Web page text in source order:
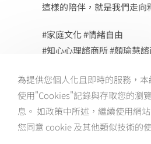
這樣的陪伴，就是我們走向
#家庭文化 #情緒自由
#知心心理諮商所 #顏瑜慧
#職涯諮商 #婚姻諮商 #企
#自我探索 #心理諮商 #親子
| 預約方式
・LINE好友預約：
為提供您個人化且即時的服務，
使用"Cookies"記錄與存取您的瀏
息。 如政策中所述，繼續使用網
您同意 cookie 及其他類似技術的